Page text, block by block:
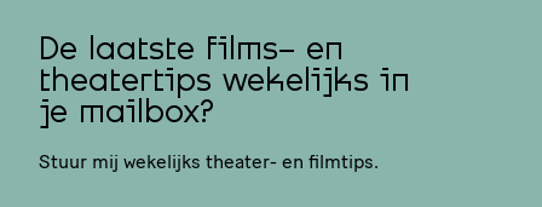
De laatste films- en
theatertips wekelijks in
je mailbox?
Stuur mij wekelijks theater- en filmtips.